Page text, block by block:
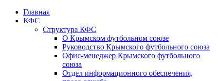
Главная
КФС
Структура КФС
О Крымском футбольном союзе
Руководство Крымского футбольного союза
Офис-менеджер Крымского футбольного
союза
Отдел информационного обеспечения,